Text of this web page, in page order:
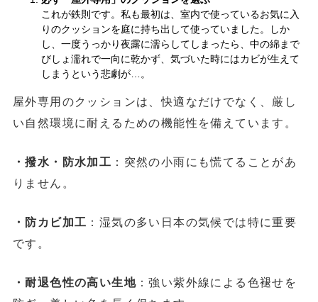
これが鉄則です。私も最初は、室内で使っているお気に入
りのクッションを庭に持ち出して使っていました。しか
し、一度うっかり夜露に濡らしてしまったら、中の綿まで
びしょ濡れで一向に乾かず、気づいた時にはカビが生えて
しまうという悲劇が…。
屋外専用のクッションは、快適なだけでなく、厳し
い自然環境に耐えるための機能性を備えています。
・撥水・防水加工 ：突然の小雨にも慌てることがあ
りません。
・防カビ加工 ：湿気の多い日本の気候では特に重要
です。
・耐退色性の高い生地：強い紫外線による色褪せを